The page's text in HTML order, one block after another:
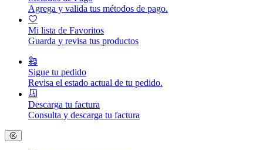
Agrega y valida tus métodos de pago.
Mi lista de Favoritos
Guarda y revisa tus productos
Sigue tu pedido
Revisa el estado actual de tu pedido.
Descarga tu factura
Consulta y descarga tu factura